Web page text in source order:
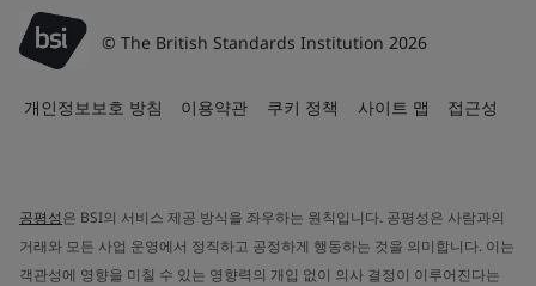
© The British Standards Institution 2026
개인정보보호 방침 이용약관 쿠키 정책 사이트 맵 접근성
공평성은 BSI의 서비스 제공 방식을 좌우하는 원칙입니다. 공평성은 사람과의
거래와 모든 사업 운영에서 정직하고 공정하게 행동하는 것을 의미합니다. 이는
객관성에 영향을 미칠 수 있는 영향력의 개입 없이 의사 결정이 이루어진다는